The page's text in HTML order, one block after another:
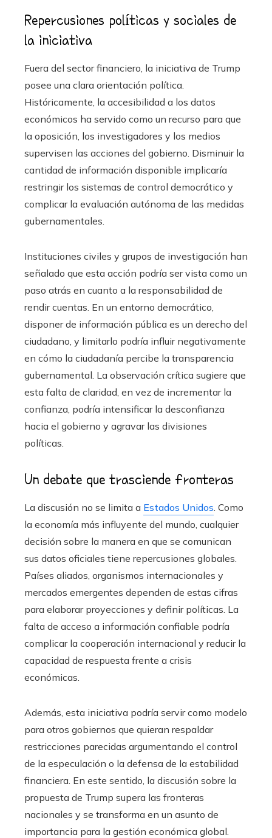
Repercusiones políticas y sociales de
la iniciativa
Fuera del sector financiero, la iniciativa de Trump
posee una clara orientación política.
Históricamente, la accesibilidad a los datos
económicos ha servido como un recurso para que
la oposición, los investigadores y los medios
supervisen las acciones del gobierno. Disminuir la
cantidad de información disponible implicaría
restringir los sistemas de control democrático y
complicar la evaluación autónoma de las medidas
gubernamentales.
Instituciones civiles y grupos de investigación han
señalado que esta acción podría ser vista como un
paso atrás en cuanto a la responsabilidad de
rendir cuentas. En un entorno democrático,
disponer de información pública es un derecho del
ciudadano, y limitarlo podría influir negativamente
en cómo la ciudadanía percibe la transparencia
gubernamental. La observación crítica sugiere que
esta falta de claridad, en vez de incrementar la
confianza, podría intensificar la desconfianza
hacia el gobierno y agravar las divisiones
políticas.
Un debate que trasciende fronteras
La discusión no se limita a Estados Unidos . Como
la economía más influyente del mundo, cualquier
decisión sobre la manera en que se comunican
sus datos oficiales tiene repercusiones globales.
Países aliados, organismos internacionales y
mercados emergentes dependen de estas cifras
para elaborar proyecciones y definir políticas. La
falta de acceso a información confiable podría
complicar la cooperación internacional y reducir la
capacidad de respuesta frente a crisis
económicas.
Además, esta iniciativa podría servir como modelo
para otros gobiernos que quieran respaldar
restricciones parecidas argumentando el control
de la especulación o la defensa de la estabilidad
financiera. En este sentido, la discusión sobre la
propuesta de Trump supera las fronteras
nacionales y se transforma en un asunto de
importancia para la gestión económica global.